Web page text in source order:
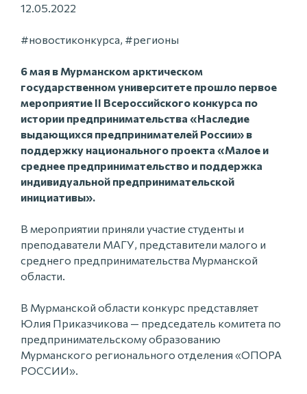
12.05.2022
#новостиконкурса, #регионы
6 мая в Мурманском арктическом
государственном университете прошло первое
мероприятие II Всероссийского конкурса по
истории предпринимательства «Наследие
выдающихся предпринимателей России» в
поддержку национального проекта «Малое и
среднее предпринимательство и поддержка
индивидуальной предпринимательской
инициативы».
В мероприятии приняли участие студенты и
преподаватели МАГУ, представители малого и
среднего предпринимательства Мурманской
области.
В Мурманской области конкурс представляет
Юлия Приказчикова — председатель комитета по
предпринимательскому образованию
Мурманского регионального отделения «ОПОРА
РОССИИ».